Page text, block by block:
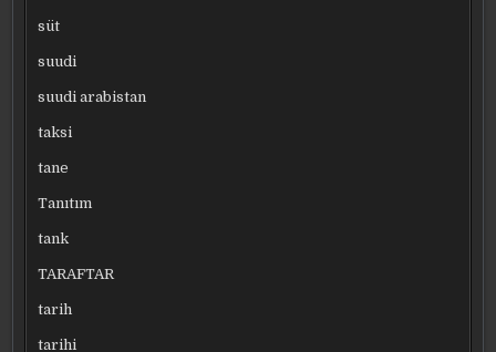
süt
suudi
suudi arabistan
taksi
tane
Tanıtım
tank
TARAFTAR
tarih
tarihi